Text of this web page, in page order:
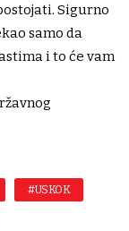
Sigurno
samo da
i to će vam
#USKOK